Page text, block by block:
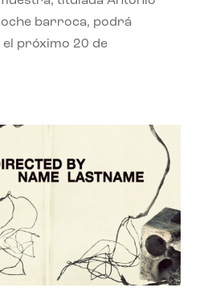
barroca, podrá
próximo 20 de